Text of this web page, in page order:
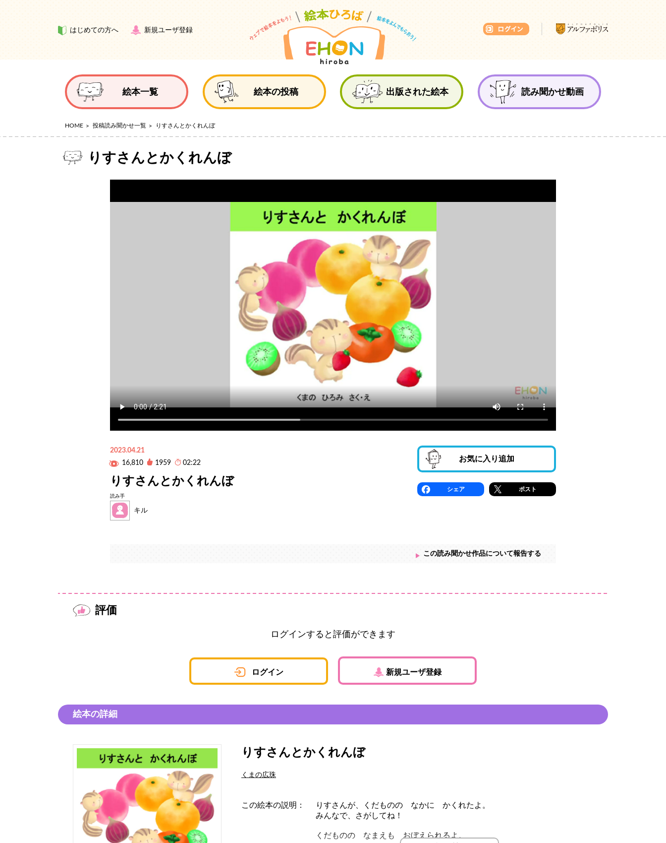
はじめての方へ 新規ユーザ登録
絵本一覧 絵本の投稿 出版された絵本 読み聞かせ動画
HOME 投稿読み聞かせ一覧 りすさんとかくれんぼ
りすさんとかくれんぼ
2023.04.21
16,810
1959 02:22
りすさんとかくれんぼ
読み手
キル
お気に入り追加
シェア ポスト
この読み聞かせ作品について報告する
評価
ログインすると評価ができます
ログイン 新規ユーザ登録
絵本の詳細
りすさんとかくれんぼ
くまの広珠
この絵本の説明：
りすさんが、くだものの なかに かくれたよ。
みんなで、さがしてね！
くだものの なまえも おぼえられるよ。